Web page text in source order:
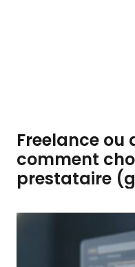
Freelance ou
comment
prestataire